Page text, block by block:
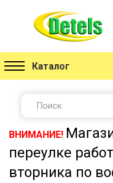
Каталог
ВНИМАНИЕ!
переулке
вторника по